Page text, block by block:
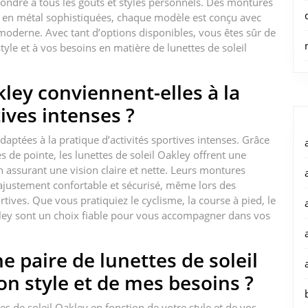
métal sophistiquées, chaque modèle est conçu avec
Avec tant d’options disponibles, vous êtes sûr de
et à vos besoins en matière de lunettes de soleil
conviennent-elles à la
intenses ?
à la pratique d’activités sportives intenses. Grâce
de pointe, les lunettes de soleil Oakley offrent une
une vision claire et nette. Leurs montures
confortable et sécurisé, même lors des
Que vous pratiquiez le cyclisme, la course à pied, le
sont un choix fiable pour vous accompagner dans vos
paire de lunettes de soleil
style et de mes besoins ?